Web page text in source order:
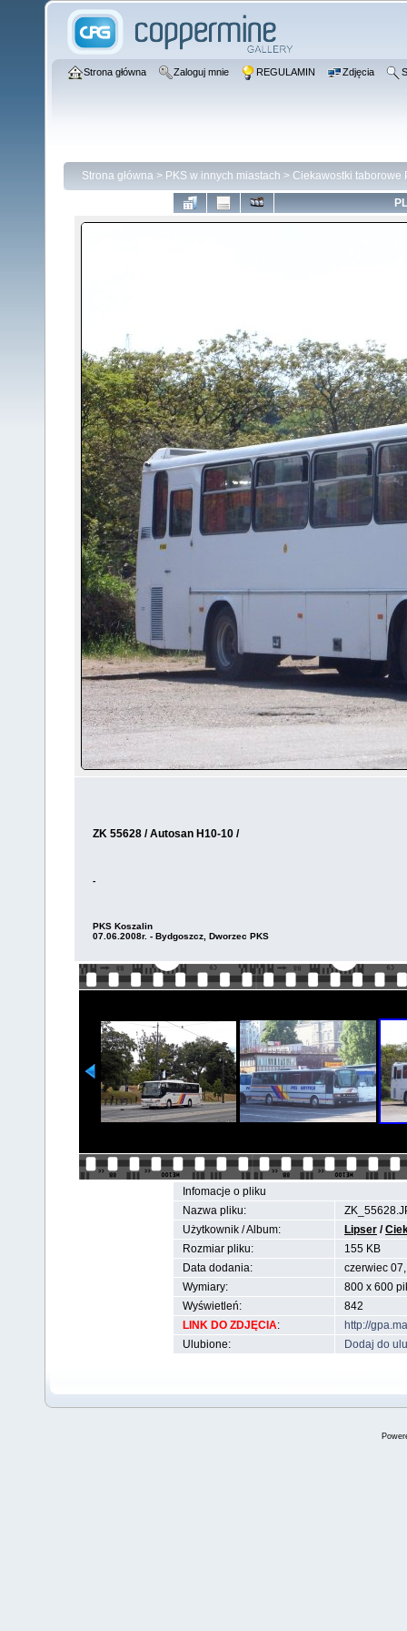
Strona główna Zaloguj mnie REGULAMIN Zdjęcia
Strona główna > PKS w innych miastach > Ciekawostki taborowe
ZK 55628 / Autosan H10-10 /
-
PKS Koszalin
07.06.2008r. - Bydgoszcz, Dworzec PKS
Infomacje o pliku
Nazwa pliku:
Użytkownik / Album:
Lipser /
Rozmiar pliku:
155 KB
Data dodania:
czerwiec
Wymiary:
800 x 600
Wyświetleń:
842
LINK DO ZDJĘCIA:
http://
Ulubione:
Dodaj do